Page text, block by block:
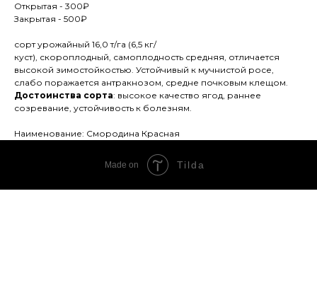
Открытая - 300₽
Закрытая - 500₽
сорт урожайный 16,0 т/га (6,5 кг/
куст), скороплодный, самоплодность средняя, отличается
высокой зимостойкостью. Устойчивый к мучнистой росе,
слабо поражается антракнозом, средне почковым клещом.
Достоинства сорта: высокое качество ягод, раннее
созревание, устойчивость к болезням.
Наименование: Смородина Красная
Made on Tilda